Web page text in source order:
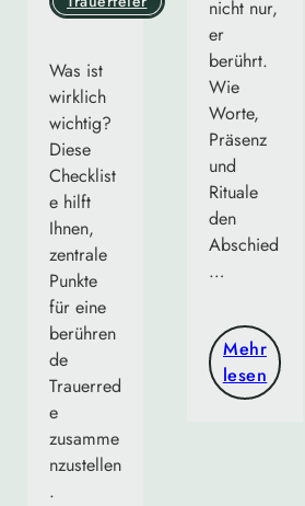
Was ist
wirklich
wichtig?
Diese
Checklist
e hilft
Ihnen,
zentrale
Punkte
für eine
berühren
de
Trauerred
e
zusamme
nzustellen
.
nicht nur,
er
berührt.
Wie
Worte,
Präsenz
und
Rituale
den
Abschied
…
Mehr
lesen